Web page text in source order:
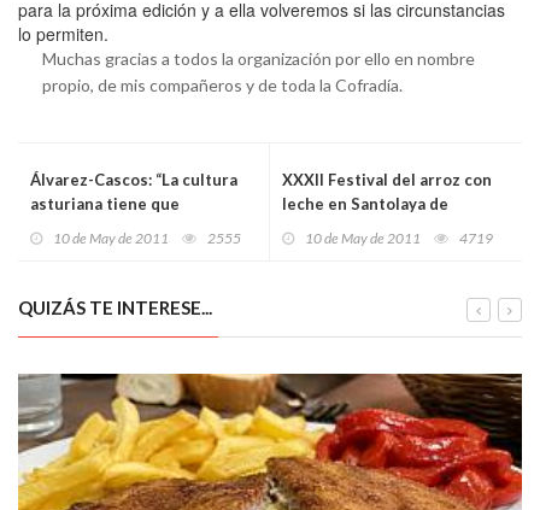
para la próxima edición y a ella volveremos si las circunstancias
lo permiten.
Muchas gracias a todos la organización por ello en nombre
propio, de mis compañeros y de toda la Cofradía.
Álvarez-Cascos: “La cultura
asturiana tiene que
vertebrador del país y de la
10 de May de 2011 2555
XXXII Festival del arroz con
leche en Santolaya de
10 de May de 2011 4719
QUIZÁS TE INTERESE...